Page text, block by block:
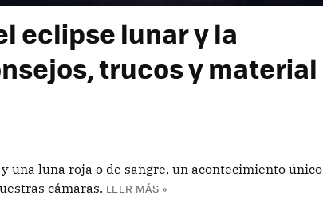
eclipse lunar y la
trucos y material
una luna roja o de sangre, un acontecimiento único
cámaras. LEER MÁS »